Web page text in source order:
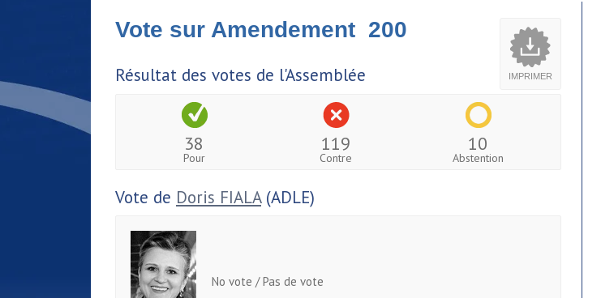
IMPRIMER
Vote sur Amendement 200
Résultat des votes de l'Assemblée
38
Pour
119
Contre
10
Abstention
Vote de Doris FIALA(ADLE)
No vote / Pas de vote